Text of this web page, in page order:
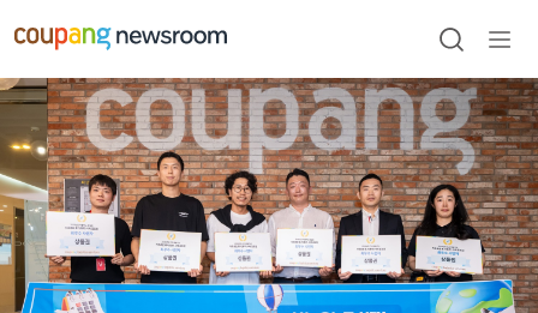
건너뛰기
검색
열기
메인
포스트